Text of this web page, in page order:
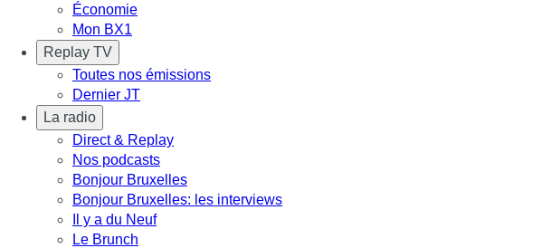
Économie
Mon BX1
Replay TV
Toutes nos émissions
Dernier JT
La radio
Direct & Replay
Nos podcasts
Bonjour Bruxelles
Bonjour Bruxelles: les interviews
Il y a du Neuf
Le Brunch